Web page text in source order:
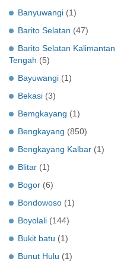
Banyuwangi (1)
Barito Selatan (47)
Barito Selatan Kalimantan
Tengah (5)
Bayuwangi (1)
Bekasi (3)
Bemgkayang (1)
Bengkayang (850)
Bengkayang Kalbar (1)
Blitar (1)
Bogor (6)
Bondowoso (1)
Boyolali (144)
Bukit batu (1)
Bunut Hulu (1)